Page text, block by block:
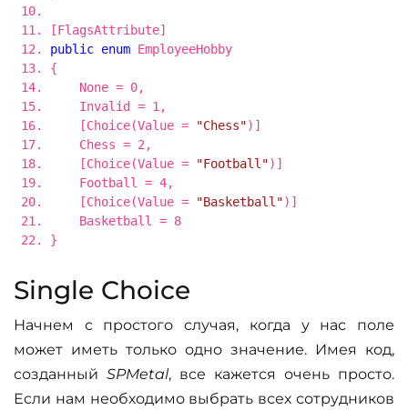
[FlagsAttribute]
public enum EmployeeHobby
{
None = 0,
Invalid = 1,
[Choice(Value =
"Chess")]
Chess = 2,
[Choice(Value =
"Football")]
Football = 4,
[Choice(Value =
"Basketball")]
Basketball = 8
}
Single Choice
Начнем с простого случая, когда у нас поле
может иметь только одно значение. Имея код,
созданный SPMetal, все кажется очень просто.
Если нам необходимо выбрать всех сотрудников